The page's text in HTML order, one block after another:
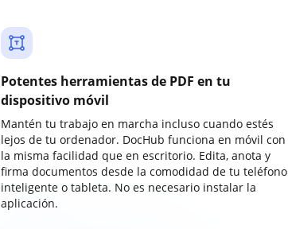
Potentes herramientas de PDF en tu
dispositivo móvil
Mantén tu trabajo en marcha incluso cuando estés
lejos de tu ordenador. DocHub funciona en móvil con
la misma facilidad que en escritorio. Edita, anota y
firma documentos desde la comodidad de tu teléfono
inteligente o tableta. No es necesario instalar la
aplicación.